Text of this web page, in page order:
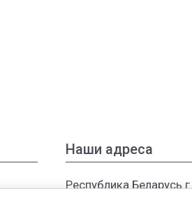
Наши адреса
Республика Беларусь